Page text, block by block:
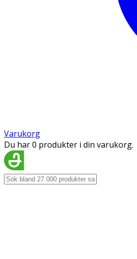
Varukorg
Du har 0 produkter i din varukorg.